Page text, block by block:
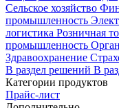
Сельское хозяйство
промышленность
логистика Розничная
промышленность
Здравоохранение
В раздел решений В
Категории продуктов
Прайс-лист